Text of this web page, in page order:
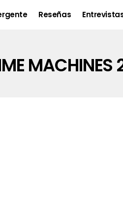
Reseñas
MACHINES